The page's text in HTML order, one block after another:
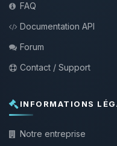
FAQ
Documentation API
Forum
Contact / Support
INFORMATIONS
Notre entreprise